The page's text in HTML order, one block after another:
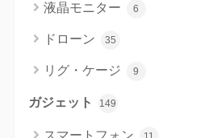
液晶モニター 6
ドローン 35
リグ・ケージ 9
ガジェット 149